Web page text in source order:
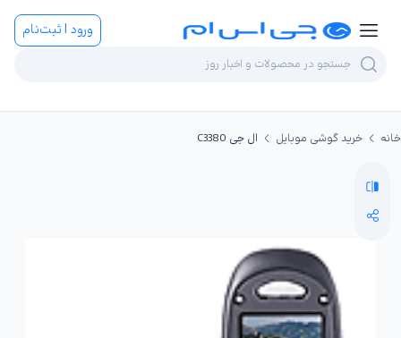
ورود | ثبت‌نام
خانه خرید گوشی موبایل ال جی C3380